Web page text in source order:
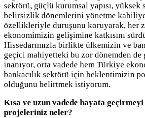
sektörü, güçlü kurumsal yapısı,
belirsizlik dönemlerini yönetme
özellikleriyle duruşunu koruyarak, her
ekonomimizin gelişimine katkısını
Hissedarımızla birlikte ülkemizin ve
geçici mahiyetteki bu zor dönemden de
inanıyor, orta vadede hem Türkiye
bankacılık sektörü için beklentimizin
olduğunu belirtmek istiyorum.
Kısa ve uzun vadede hayata
projeleriniz neler?